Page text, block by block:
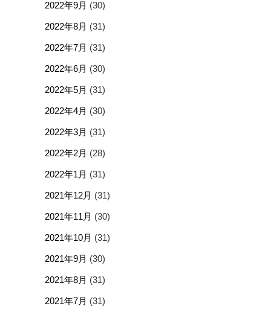
2022年9月 (30)
2022年8月 (31)
2022年7月 (31)
2022年6月 (30)
2022年5月 (31)
2022年4月 (30)
2022年3月 (31)
2022年2月 (28)
2022年1月 (31)
2021年12月 (31)
2021年11月 (30)
2021年10月 (31)
2021年9月 (30)
2021年8月 (31)
2021年7月 (31)